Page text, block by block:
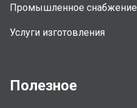
Промышленное снабжение
Услуги изготовления
Полезное